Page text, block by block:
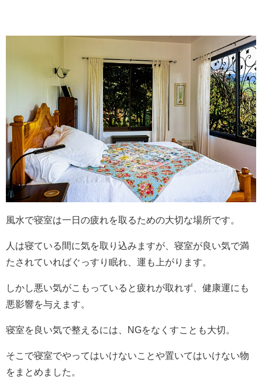
風水で寝室は一日の疲れを取るための大切な場所です。
人は寝ている間に気を取り込みますが、寝室が良い気で満
たされていればぐっすり眠れ、運も上がります。
しかし悪い気がこもっていると疲れが取れず、健康運にも
悪影響を与えます。
寝室を良い気で整えるには、NGをなくすことも大切。
そこで寝室でやってはいけないことや置いてはいけない物
をまとめました。